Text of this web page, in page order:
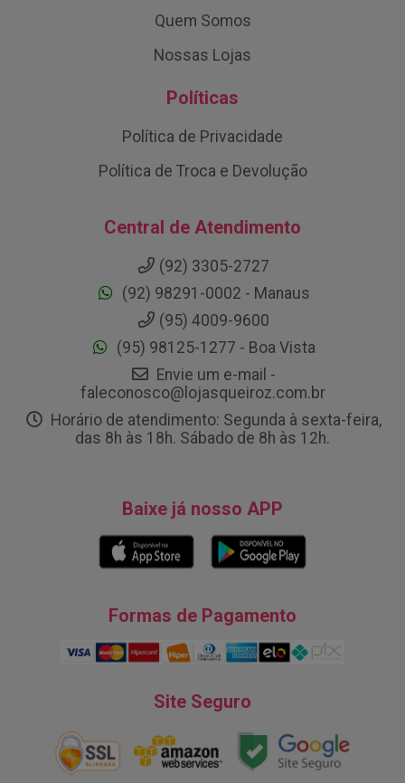
Quem Somos
Nossas Lojas
Políticas
Política de Privacidade
Política de Troca e Devolução
Central de Atendimento
(92) 3305-2727
(92) 98291-0002 - Manaus
(95) 4009-9600
(95) 98125-1277 - Boa Vista
Envie um e-mail -
faleconosco@lojasqueiroz.com.br
Horário de atendimento: Segunda à sexta-feira,
das 8h às 18h. Sábado de 8h às 12h.
Baixe já nosso APP
Formas de Pagamento
Site Seguro